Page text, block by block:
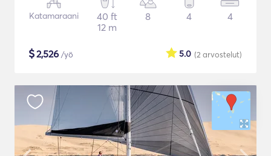
Katamaraani
40 ft
12 m
8 4 4
$2,526 /yö (2 arvostelut)
5.0